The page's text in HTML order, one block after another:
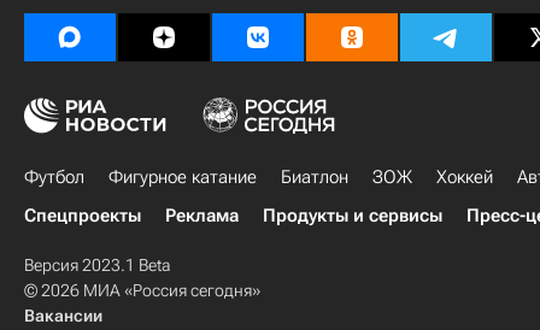
Футбол Фигурное катание Биатлон ЗОЖ Хоккей
Спецпроекты
Реклама Продукты и сервисы Пресс-
Версия 2023.1 Beta
© 2026 МИА «Россия сегодня»
Вакансии